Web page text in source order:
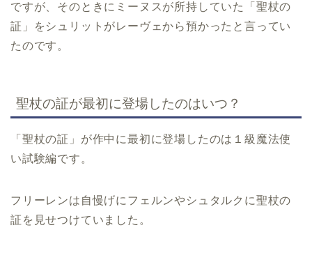
ですが、そのときにミーヌスが所持していた「聖杖の
証」をシュリットがレーヴェから預かったと言ってい
たのです。
聖杖の証が最初に登場したのはいつ？
「聖杖の証」が作中に最初に登場したのは１級魔法使
い試験編です。
フリーレンは自慢げにフェルンやシュタルクに聖杖の
証を見せつけていました。